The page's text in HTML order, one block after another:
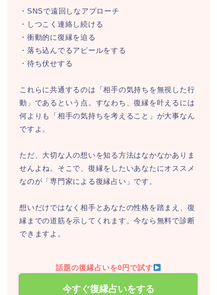
・SNSで遠回しなアプローチ
・しつこく連絡し続ける
・衝動的に復縁を迫る
・落ち込んでるアピールをする
・待ち伏せする
これらに共通するのは「相手の気持ちを無視した行
動」であるという点。すなわち、復縁を叶えるには
何よりも「相手の気持ちを考えること」が大事なん
ですよ。
ただ、大切な人の想いを知る方法はなかなかありま
せんよね。そこで、復縁をしたいあなたにオススメ
なのが「専門家による復縁占い」です。
想いだけではなく相手とあなたの性格を踏まえ、復
縁までの道筋を示してくれます。今なら無料で診断
できますよ。
話題の復縁占いを0円で試す
今すぐ復縁占いをする